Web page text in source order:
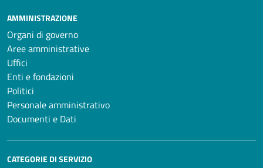
AMMINISTRAZIONE
Organi di governo
Aree amministrative
Uffici
Enti e fondazioni
Politici
Personale amministrativo
Documenti e Dati
CATEGORIE DI SERVIZIO